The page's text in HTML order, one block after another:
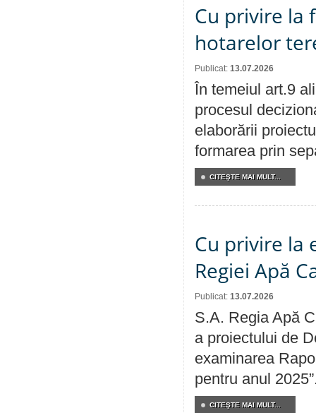
Cu privire la
hotarelor
Publicat: 13.07.2026
În temeiul art.9
procesul
elaborării
formarea prin
CITEŞTE MAI MULT...
Cu privire la
Regiei Apă
Publicat: 13.07.2026
S.A. Regia Apă
a proiectului de
examinarea
pentru anul
CITEŞTE MAI MULT...